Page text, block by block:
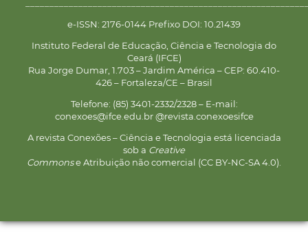
e-ISSN: 2176-0144 Prefixo DOI: 10.21439
Instituto Federal de Educação, Ciência e Tecnologia do
Ceará (IFCE)
Rua Jorge Dumar, 1.703 – Jardim América – CEP: 60.410-
426 – Fortaleza/CE – Brasil
Telefone: (85) 3401-2332/2328 – E-mail:
conexoes@ifce.edu.br @revista.conexoesifce
A revista Conexões – Ciência e Tecnologia está licenciada
sob a Creative
Commonse Atribuição não comercial (CC BY-NC-SA 4.0).